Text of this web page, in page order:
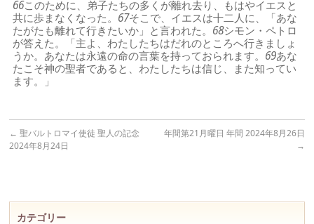
66このために、弟子たちの多くが離れ去り、もはやイエスと
共に歩まなくなった。 67そこで、イエスは十二人に、「あな
たがたも離れて行きたいか」と言われた。 68シモン・ペトロ
が答えた。「主よ、わたしたちはだれのところへ行きましょ
うか。あなたは永遠の命の言葉を持っておられます。 69あな
たこそ神の聖者であると、わたしたちは信じ、また知ってい
ます。」
← 聖バルトロマイ使徒 聖人の記念
2024年8月24日
年間第21月曜日 年間 2024年8月26日
→
カテゴリー